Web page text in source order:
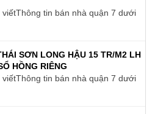
viếtThông tin bán nhà quận 7 dưới
SƠN LONG HẬU 15 TR/M2 LH
HỒNG RIÊNG
viếtThông tin bán nhà quận 7 dưới